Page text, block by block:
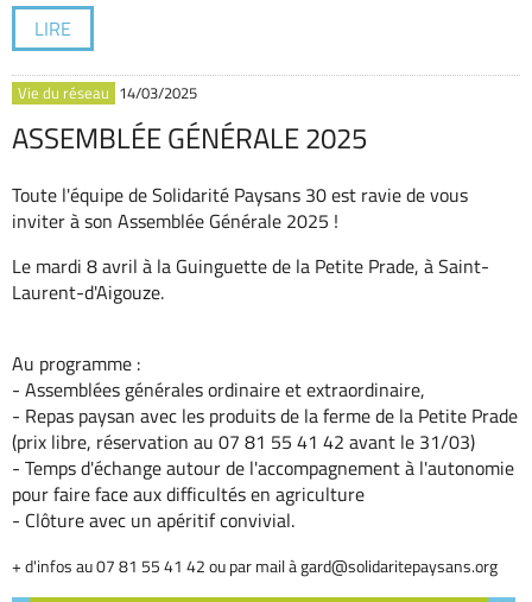
LIRE
Vie du réseau 14/03/2025
ASSEMBLÉE GÉNÉRALE 2025
Toute l'équipe de Solidarité Paysans 30 est ravie de vous
inviter à son Assemblée Générale 2025 !
Le mardi 8 avril à la Guinguette de la Petite Prade, à Saint-
Laurent-d'Aigouze.
Au programme :
- Assemblées générales ordinaire et extraordinaire,
- Repas paysan avec les produits de la ferme de la Petite Prade
(prix libre, réservation au 07 81 55 41 42 avant le 31/03)
- Temps d'échange autour de l'accompagnement à l'autonomie
pour faire face aux difficultés en agriculture
- Clôture avec un apéritif convivial.
+ d'infos au 07 81 55 41 42 ou par mail à gard@solidaritepaysans.org